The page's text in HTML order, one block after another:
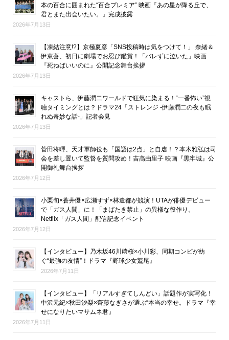
本の百合に囲まれた“百合プレミア” 映画『あの星が降る丘で、
君とまた出会いたい。』完成披露
2026年7月13日
【凍結注意!?】京極夏彦「SNS投稿時は気をつけて！」 奈緒＆
伊東蒼、初日に劇場でお忍び鑑賞！「バレずに泣いた」映画
『死ねばいいのに』公開記念舞台挨拶
2026年7月13日
キャストら、伊藤潤二ワールドで狂気に染まる！“一番怖い”視
聴タイミングとは？ドラマ24「ストレンジ -伊藤潤二の夜も眠
れぬ奇妙な話-」記者会見
2026年7月13日
菅田将暉、天才軍師役も「国語は2点」と自虐！？本木雅弘は司
会を差し置いて監督を質問攻め！吉高由里子 映画『黒牢城』公
開御礼舞台挨拶
2026年7月12日
小栗旬×蒼井優×広瀬すず×林遣都が競演！UTAが俳優デビュー
で「ガス人間」に！「まばたき禁止」の異様な役作り。
Netflix「ガス人間」配信記念イベント
2026年7月12日
【インタビュー】乃木坂46川﨑桜×小川彩、同期コンビが紡
ぐ“最強の友情”！ドラマ『野球少女鷲尾』
2026年7月11日
【インタビュー】「リアルすぎてしんどい」話題作が実写化！
中沢元紀×秋田汐梨×齊藤なぎさが選ぶ“本当の幸せ。ドラマ『幸
せになりたいマサムネ君』
2026年7月11日